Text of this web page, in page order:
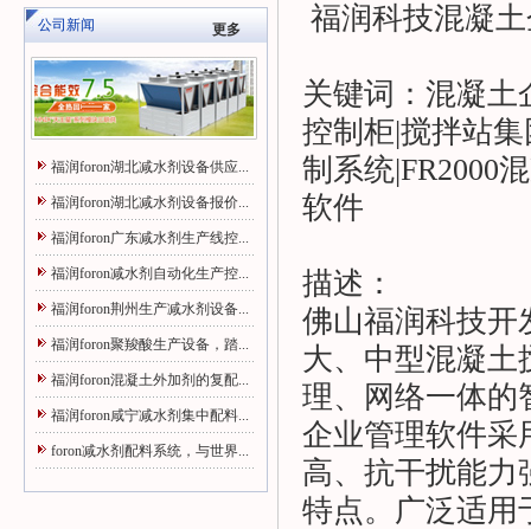
公司新闻 更多
福润foron湖北减水剂设备供应...
福润foron湖北减水剂设备报价...
福润foron广东减水剂生产线控...
福润foron减水剂自动化生产控...
福润foron荆州生产减水剂设备...
福润foron聚羧酸生产设备，踏...
福润foron混凝土外加剂的复配...
福润foron咸宁减水剂集中配料...
foron减水剂配料系统，与世界...
福润科技混凝
关键词：混凝土
控制柜|搅拌站
制系统|FR2000
软件
描述：
佛山福润科技开
大、中型混凝土
理、网络一体的
企业管理软件采
高、抗干扰能力
特点。广泛适用